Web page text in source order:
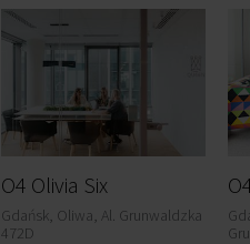
O4 Olivia Six
Gdańsk, Oliwa, Al. Grunwaldzka
472D